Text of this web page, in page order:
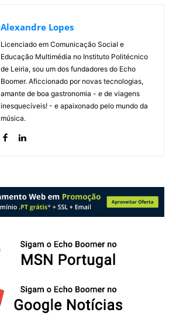
Alexandre Lopes
Licenciado em Comunicação Social e
Educação Multimédia no Instituto Politécnico
de Leiria, sou um dos fundadores do Echo
Boomer. Aficcionado por novas tecnologias,
amante de boa gastronomia - e de viagens
inesquecíveis! - e apaixonado pelo mundo da
música.